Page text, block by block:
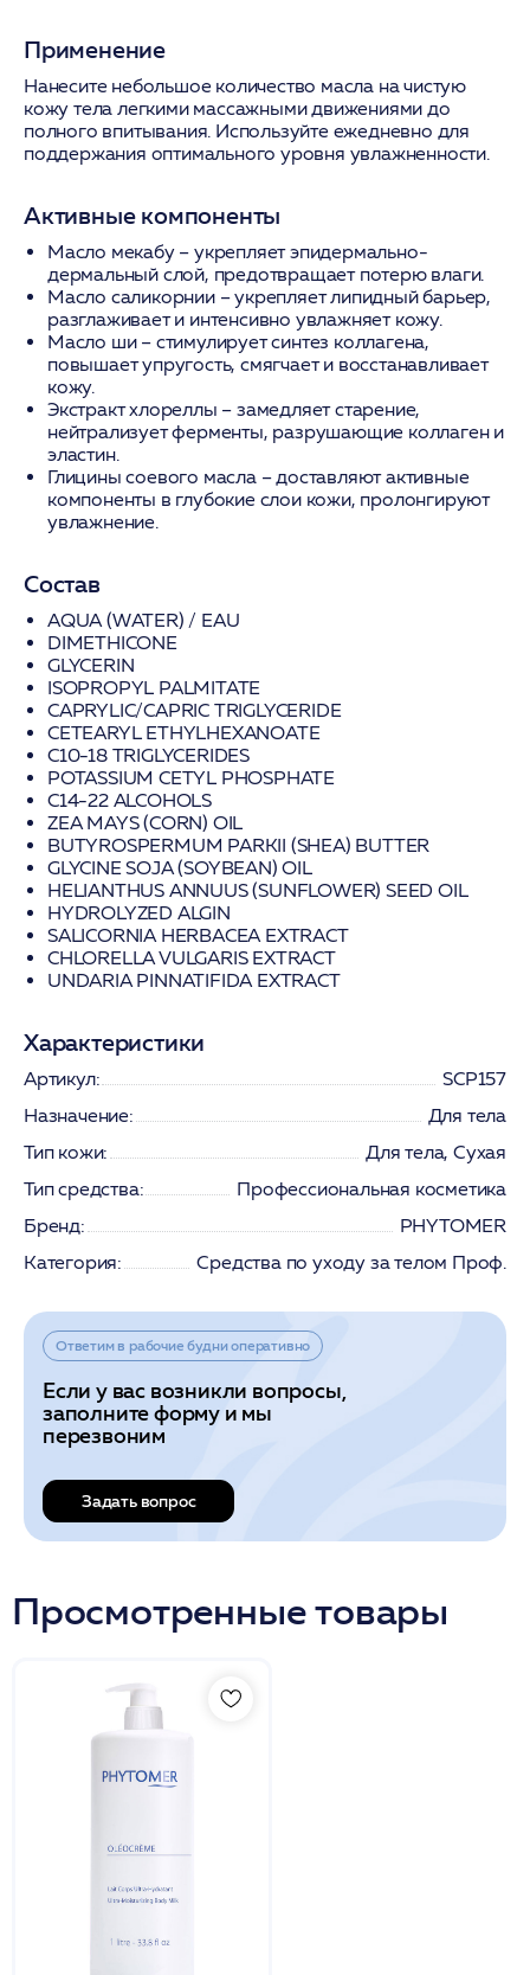
Применение
Нанесите небольшое количество масла на чистую
кожу тела легкими массажными движениями до
полного впитывания. Используйте ежедневно для
поддержания оптимального уровня увлажненности.
Активные компоненты
Масло мекабу– укрепляет эпидермально-
дермальный слой, предотвращает потерю влаги.
Масло саликорнии– укрепляет липидный барьер,
разглаживает и интенсивно увлажняет кожу.
Масло ши– стимулирует синтез коллагена,
повышает упругость, смягчает и восстанавливает
кожу.
Экстракт хлореллы – замедляет старение,
нейтрализует ферменты, разрушающие коллаген и
эластин.
Глицины соевого масла– доставляют активные
компоненты в глубокие слои кожи, пролонгируют
увлажнение.
Состав
AQUA (WATER) / EAU
DIMETHICONE
GLYCERIN
ISOPROPYL PALMITATE
CAPRYLIC/CAPRIC TRIGLYCERIDE
CETEARYL ETHYLHEXANOATE
C10-18 TRIGLYCERIDES
POTASSIUM CETYL PHOSPHATE
C14-22 ALCOHOLS
ZEA MAYS (CORN) OIL
BUTYROSPERMUM PARKII (SHEA) BUTTER
GLYCINE SOJA (SOYBEAN) OIL
HELIANTHUS ANNUUS (SUNFLOWER) SEED OIL
HYDROLYZED ALGIN
SALICORNIA HERBACEA EXTRACT
CHLORELLA VULGARIS EXTRACT
UNDARIA PINNATIFIDA EXTRACT
Характеристики
Артикул:
SCP157
Назначение:
Для тела
Тип кожи:
Для тела, Сухая
Тип средства:
Профессиональная косметика
Бренд:
PHYTOMER
Категория:
Средства по уходу за телом Проф.
Ответим в рабочие будни оперативно
Если у вас возникли вопросы,
заполните форму и мы
перезвоним
Задать вопрос
Просмотренные товары